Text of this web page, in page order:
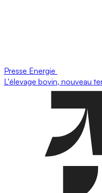
Presse Energie
L'élevage bovin, nouveau